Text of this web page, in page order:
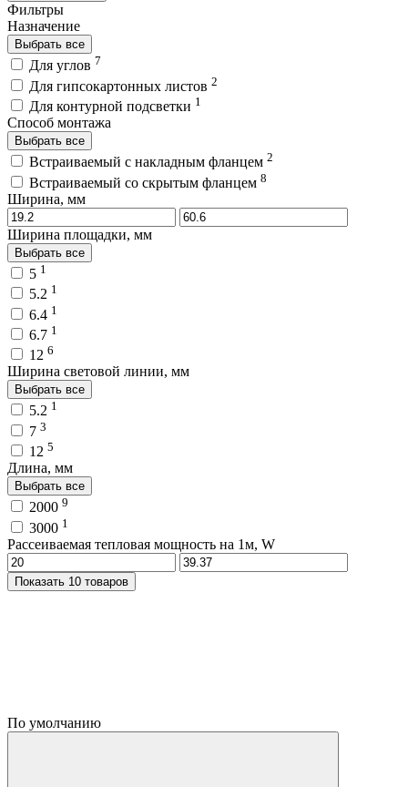
Фильтры
Назначение
Выбрать все
Для углов 7
Для гипсокартонных листов 2
Для контурной подсветки 1
Способ монтажа
Выбрать все
Встраиваемый с накладным фланцем 2
Встраиваемый со скрытым фланцем 8
Ширина, мм
Ширина площадки, мм
Выбрать все
5 1
5.2 1
6.4 1
6.7 1
12 6
Ширина световой линии, мм
Выбрать все
5.2 1
7 3
12 5
Длина, мм
Выбрать все
2000 9
3000 1
Рассеиваемая тепловая мощность на 1м, W
Показать 10 товаров
По умолчанию